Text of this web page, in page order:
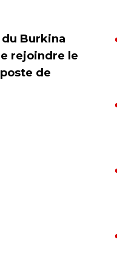
Burkina
rejoindre le
de